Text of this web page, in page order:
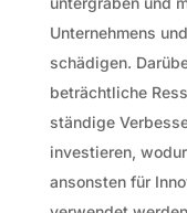
Unternehmens
schädigen.
beträchtliche
ständige
investieren,
ansonsten für